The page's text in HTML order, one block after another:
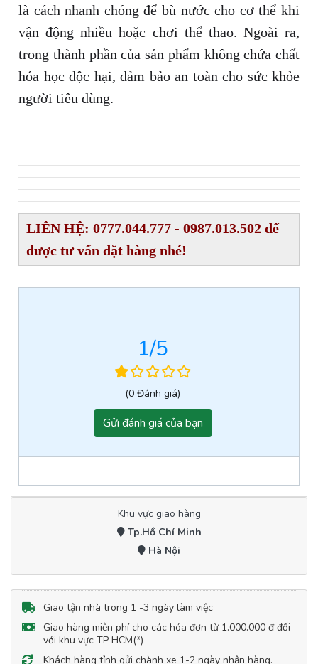
là cách nhanh chóng để bù nước cho cơ thể khi
vận động nhiều hoặc chơi thể thao. Ngoài ra,
trong thành phần của sản phẩm không chứa chất
hóa học độc hại, đảm bảo an toàn cho sức khỏe
người tiêu dùng.
LIÊN HỆ: 0777.044.777 - 0987.013.502 để
được tư vấn đặt hàng nhé!
1/5
(0 Đánh giá)
Gửi đánh giá của bạn
Khu vực giao hàng
Tp.Hồ Chí Minh
Hà Nội
Giao tận nhà trong 1 -3 ngày làm việc
Giao hàng miễn phí cho các hóa đơn từ 1.000.000 đ đối
với khu vực TP HCM(*)
Khách hàng tỉnh gửi chành xe 1-2 ngày nhận hàng.